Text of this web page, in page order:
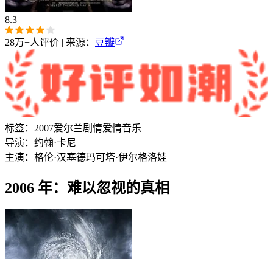
8.3
28万+人评价 | 来源： 豆瓣
标签： 2007爱尔兰剧情爱情音乐
导演： 约翰·卡尼
主演： 格伦·汉塞德玛可塔·伊尔格洛娃
2006 年：难以忽视的真相